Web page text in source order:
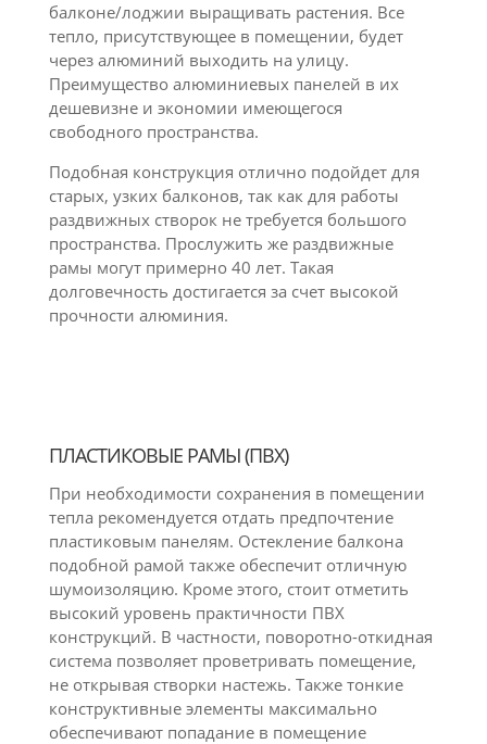
балконе/лоджии выращивать растения. Все
тепло, присутствующее в помещении, будет
через алюминий выходить на улицу.
Преимущество алюминиевых панелей в их
дешевизне и экономии имеющегося
свободного пространства.
Подобная конструкция отлично подойдет для
старых, узких балконов, так как для работы
раздвижных створок не требуется большого
пространства. Прослужить же раздвижные
рамы могут примерно 40 лет. Такая
долговечность достигается за счет высокой
прочности алюминия.
ПЛАСТИКОВЫЕ РАМЫ (ПВХ)
При необходимости сохранения в помещении
тепла рекомендуется отдать предпочтение
пластиковым панелям. Остекление балкона
подобной рамой также обеспечит отличную
шумоизоляцию. Кроме этого, стоит отметить
высокий уровень практичности ПВХ
конструкций. В частности, поворотно-откидная
система позволяет проветривать помещение,
не открывая створки настежь. Также тонкие
конструктивные элементы максимально
обеспечивают попадание в помещение